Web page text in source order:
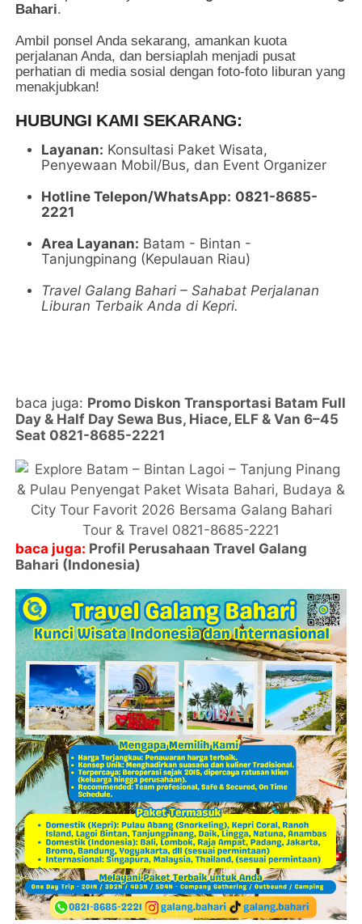
Bahari.
Ambil ponsel Anda sekarang, amankan kuota
perjalanan Anda, dan bersiaplah menjadi pusat
perhatian di media sosial dengan foto-foto liburan yang
menakjubkan!
HUBUNGI KAMI SEKARANG:
Layanan: Konsultasi Paket Wisata,
Penyewaan Mobil/Bus, dan Event Organizer
Hotline Telepon/WhatsApp: 0821-8685-
2221
Area Layanan: Batam - Bintan -
Tanjungpinang (Kepulauan Riau)
Travel Galang Bahari – Sahabat Perjalanan
Liburan Terbaik Anda di Kepri.
baca juga: Promo Diskon Transportasi Batam Full
Day & Half Day Sewa Bus, Hiace, ELF & Van 6–45
Seat 0821-8685-2221
baca juga: Profil Perusahaan Travel Galang
Bahari (Indonesia)